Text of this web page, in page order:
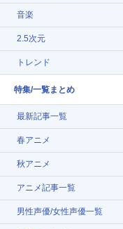
音楽
2.5次元
トレンド
特集/一覧まとめ
最新記事一覧
春アニメ
秋アニメ
アニメ記事一覧
男性声優/女性声優一覧